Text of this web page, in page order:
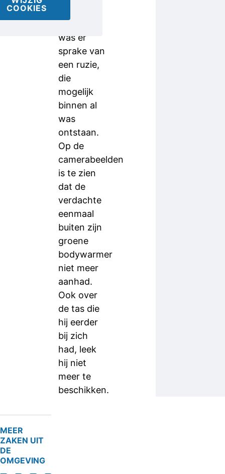
COOKIES
was er
sprake van
een ruzie,
die
mogelijk
binnen al
was
ontstaan.
Op de
camerabeelden
is te zien
dat de
verdachte
eenmaal
buiten zijn
groene
bodywarmer
niet meer
aanhad.
Ook over
de tas die
hij eerder
bij zich
had, leek
hij niet
meer te
beschikken.
MEER
ZAKEN UIT
DE
OMGEVING